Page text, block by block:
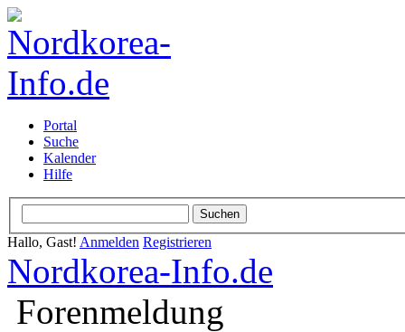
Portal
Suche
Kalender
Hilfe
Hallo, Gast! Anmelden Registrieren
Nordkorea-Info.de
Forenmeldung